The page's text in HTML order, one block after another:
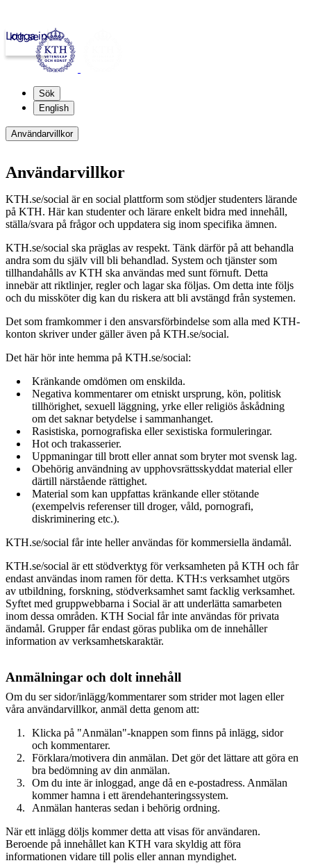
kth.se
Logga in
Sök
English
Användarvillkor
Användarvillkor
KTH.se/social är en social plattform som stödjer studenters lärande
på KTH. Här kan studenter och lärare enkelt bidra med innehåll,
ställa/svara på frågor och uppdatera sig inom specifika ämnen.
KTH.se/social ska präglas av respekt. Tänk därför på att behandla
andra som du själv vill bli behandlad. System och tjänster som
tillhandahålls av KTH ska användas med sunt förnuft. Detta
innebär att riktlinjer, regler och lagar ska följas. Om detta inte följs
och du missköter dig kan du riskera att bli avstängd från systemen.
Det som framkommer i den ansvarsförbindelse som alla med KTH-
konton skriver under gäller även på KTH.se/social.
Det här hör inte hemma på KTH.se/social:
Kränkande omdömen om enskilda.
Negativa kommentarer om etniskt ursprung, kön, politisk
tillhörighet, sexuell läggning, yrke eller religiös åskådning
om det saknar betydelse i sammanhanget.
Rasistiska, pornografiska eller sexistiska formuleringar.
Hot och trakasserier.
Uppmaningar till brott eller annat som bryter mot svensk lag.
Obehörig användning av upphovsrättsskyddat material eller
därtill närstående rättighet.
Material som kan uppfattas kränkande eller stötande
(exempelvis referenser till droger, våld, pornografi,
diskriminering etc.).
KTH.se/social får inte heller användas för kommersiella ändamål.
KTH.se/social är ett stödverktyg för verksamheten på KTH och får
endast användas inom ramen för detta. KTH:s verksamhet utgörs
av utbildning, forskning, stödverksamhet samt facklig verksamhet.
Syftet med gruppwebbarna i Social är att underlätta samarbeten
inom dessa områden. KTH Social får inte användas för privata
ändamål. Grupper får endast göras publika om de innehåller
information av verksamhetskaraktär.
Anmälningar och dolt innehåll
Om du ser sidor/inlägg/kommentarer som strider mot lagen eller
våra användarvillkor, anmäl detta genom att:
Klicka på "Anmälan"-knappen som finns på inlägg, sidor
och kommentarer.
Förklara/motivera din anmälan. Det gör det lättare att göra en
bra bedömning av din anmälan.
Om du inte är inloggad, ange då en e-postadress. Anmälan
kommer hamna i ett ärendehanteringssystem.
Anmälan hanteras sedan i behörig ordning.
När ett inlägg döljs kommer detta att visas för användaren.
Beroende på innehållet kan KTH vara skyldig att föra
informationen vidare till polis eller annan myndighet.